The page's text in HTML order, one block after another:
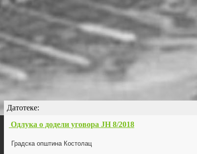
Датотеке:
Одлука о додели уговора ЈН 8/2018
Градска општина Костолац